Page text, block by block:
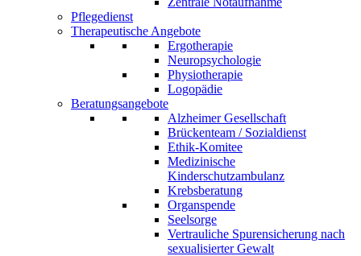
Pflegedienst
Therapeutische Angebote
Ergotherapie
Neuropsychologie
Physiotherapie
Logopädie
Beratungsangebote
Alzheimer Gesellschaft
Brückenteam / Sozialdienst
Ethik-Komitee
Medizinische
Kinderschutzambulanz
Krebsberatung
Organspende
Seelsorge
Vertrauliche Spurensicherung nach
sexualisierter Gewalt